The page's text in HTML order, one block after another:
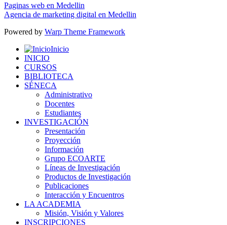
Paginas web en Medellin
Agencia de marketing digital en Medellin
Powered by Warp Theme Framework
Inicio
INICIO
CURSOS
BIBLIOTECA
SÉNECA
Administrativo
Docentes
Estudiantes
INVESTIGACIÓN
Presentación
Proyección
Información
Grupo ECOARTE
Líneas de Investigación
Productos de Investigación
Publicaciones
Interacción y Encuentros
LA ACADEMIA
Misión, Visión y Valores
INSCRIPCIONES